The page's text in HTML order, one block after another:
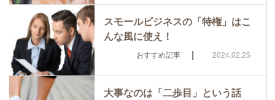
スモールビジネスの「特権」はこ
んな風に使え！
おすすめ記事 | 2024.02.25
大事なのは「二歩目」という話